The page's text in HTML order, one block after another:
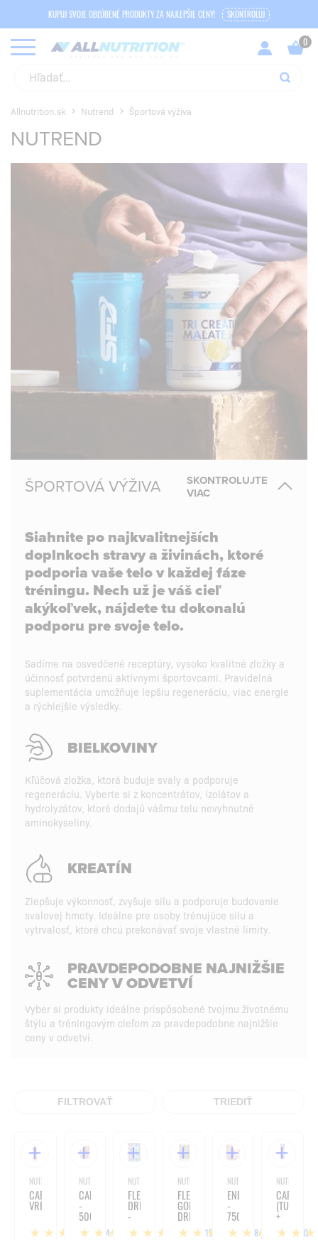
KUPUJ SVOJE OBĽÚBENÉ PRODUKTY ZA NAJLEPŠIE CENY! SKONTROLUJ
Allnutrition.sk Nutrend Športová výživa
NUTREND
ŠPORTOVÁ VÝŽIVA
SKONTROLUJTE
VIAC
Siahnite po najkvalitnejších
doplnkoch stravy a živinách, ktoré
podporia vaše telo v každej fáze
tréningu. Nech už je váš cieľ
akýkoľvek, nájdete tu dokonalú
podporu pre svoje telo.
Sadíme na osvedčené receptúry, vysoko kvalitné zložky a
účinnosť potvrdenú aktívnymi športovcami. Pravidelná
suplementácia umožňuje lepšiu regeneráciu, viac energie
a rýchlejšie výsledky.
BIELKOVINY
Kľúčová zložka, ktorá buduje svaly a podporuje
regeneráciu. Vyberte si z koncentrátov, izolátov a
hydrolyzátov, ktoré dodajú vášmu telu nevyhnutné
aminokyseliny.
KREATÍN
Zlepšuje výkonnosť, zvyšuje silu a podporuje budovanie
svalovej hmoty. Ideálne pre osoby trénujúce silu a
vytrvalosť, ktoré chcú prekonávať svoje vlastné limity.
PRAVDEPODOBNE NAJNIŽŠIE
CENY V ODVETVÍ
Vyber si produkty ideálne prispôsobené tvojmu životnému
štýlu a tréningovým cieľom za pravdepodobne najnižšie
ceny v odvetví.
FILTROVAŤ TRIEDIŤ
NUTREND / ŠPORTOVÁ VÝŽIVA
CARBOSNACK
VRECÚŠKO
14
NUTREND / ŠPORTOVÁ VÝŽIVA
CARBOSNACK
-
50G
7
NUTREND / ŠPORTOVÁ VÝŽIVA
FLEXIT
DRINK
-
400G 215
NUTREND / ŠPORTOVÁ VÝŽIVA
FLEXIT
GOLD
DRINK
18
NUTREND / ŠPORTOVÁ
ENDUROSNACK
-
75G
10
NUTREND /
(TUBA)
+
CAFFEINA